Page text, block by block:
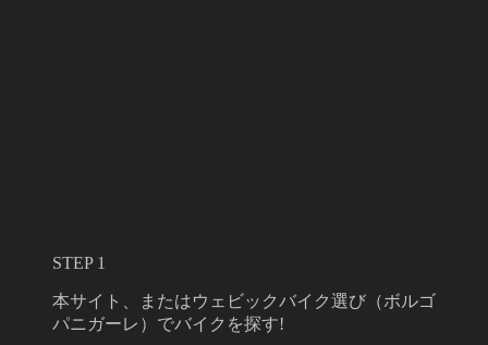
STEP 1
本サイト、またはウェビックバイク選び（ボルゴ
パニガーレ）でバイクを探す!